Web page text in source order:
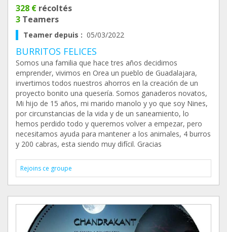
328 € récoltés
3 Teamers
Teamer depuis : 05/03/2022
BURRITOS FELICES
Somos una familia que hace tres años decidimos
emprender, vivimos en Orea un pueblo de Guadalajara,
invertimos todos nuestros ahorros en la creación de un
proyecto bonito una quesería. Somos ganaderos novatos,
Mi hijo de 15 años, mi marido manolo y yo que soy Nines,
por circunstancias de la vida y de un saneamiento, lo
hemos perdido todo y queremos volver a empezar, pero
necesitamos ayuda para mantener a los animales, 4 burros
y 200 cabras, esta siendo muy difícil. Gracias
Rejoins ce groupe